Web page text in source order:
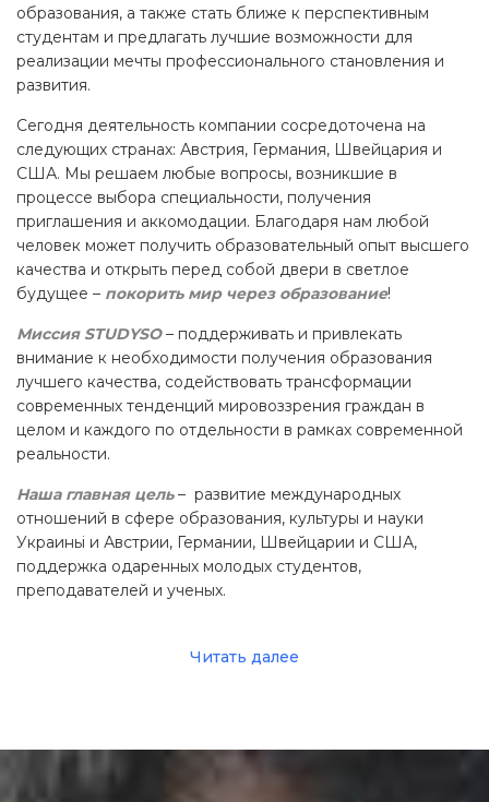
образования, а также стать ближе к перспективным
студентам и предлагать лучшие возможности для
реализации мечты профессионального становления и
развития.
Сегодня деятельность компании сосредоточена на
следующих странах: Австрия, Германия, Швейцария и
США. Мы решаем любые вопросы, возникшие в
процессе выбора специальности, получения
приглашения и аккомодации. Благодаря нам любой
человек может получить образовательный опыт высшего
качества и открыть перед собой двери в светлое
будущее – покорить мир через образование!
Миссия STUDYSO– поддерживать и привлекать
внимание к необходимости получения образования
лучшего качества, содействовать трансформации
современных тенденций мировоззрения граждан в
целом и каждого по отдельности в рамках современной
реальности.
Наша главная цель– развитие международных
отношений в сфере образования, культуры и науки
Украиньі и Австрии, Германии, Швейцарии и США,
поддержка одаренных молодых студентов,
преподавателей и ученых.
Читать далее